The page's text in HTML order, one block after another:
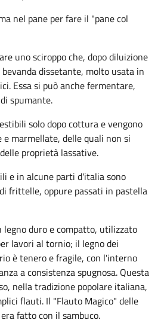
nel pane per fare il "pane col
uno sciroppo che, dopo diluizione
dissetante, molto usata in
Essa si può anche fermentare,
spumante.
solo dopo cottura e vengono
marmellate, delle quali non si
proprietà lassative.
e in alcune parti d'italia sono
frittelle, oppure passati in pastella
legno duro e compatto, utilizzato
lavori al tornio; il legno dei
è tenero e fragile, con l'interno
a consistenza spugnosa. Questa
nella tradizione popolare italiana,
flauti. Il "Flauto Magico" delle
fatto con il sambuco.